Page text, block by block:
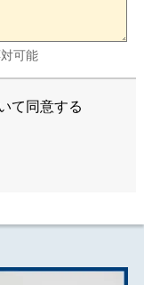
可能
て同意する